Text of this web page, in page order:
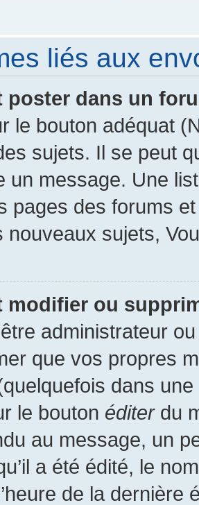
liés aux
poster dans un
le bouton adéquat
sujets. Il se peut
un message. Une
pages des forums
nouveaux sujets,
modifier ou
administrateur
que vos propres
dans
le bouton éditerdu
au message, un
a été édité, le
de la dernière